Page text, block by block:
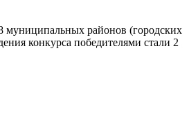
муниципальных районов (городских
конкурса победителями стали 2